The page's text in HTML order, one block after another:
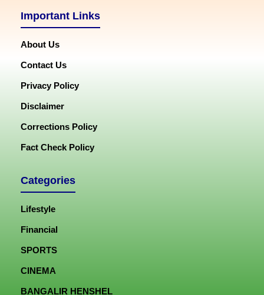
Important Links
About Us
Contact Us
Privacy Policy
Disclaimer
Corrections Policy
Fact Check Policy
Categories
Lifestyle
Financial
SPORTS
CINEMA
BANGALIR HENSHEL